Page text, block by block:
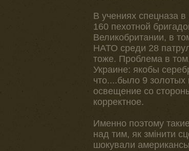
В учениях спецназа
160 пехотной
Великобритании, в
НАТО среди 28
тоже. Проблема в
Украине: якобы
что....было 9
освещение со
корректное.
Именно поэтому
над тим, як змінити
шокували